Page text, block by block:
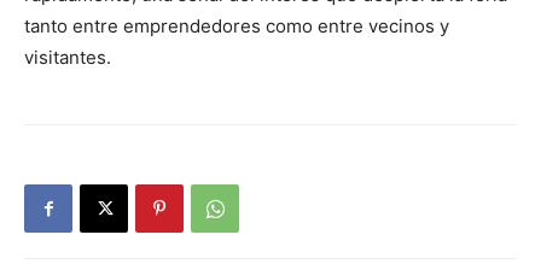
tanto entre emprendedores como entre vecinos y
visitantes.